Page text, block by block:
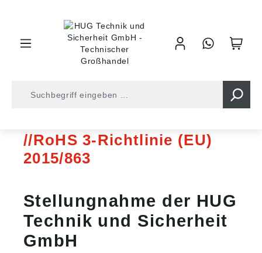
RoHS 3-Richtlinie (EU)
2015/863
Stellungnahme der HUG
Technik und Sicherheit
GmbH